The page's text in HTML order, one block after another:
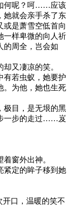
何呢？呵……应该
她就会亲手杀了东
是萧雪空低首向
一样卑微的向人祈
的周全，岂会如
又凄凉的笑。
若虫蚁，她要护
。为他，她也生死
目，是无垠的黑
一步的走过……岌
窗外出神。
定的眸子移到她
口，温暖的笑不